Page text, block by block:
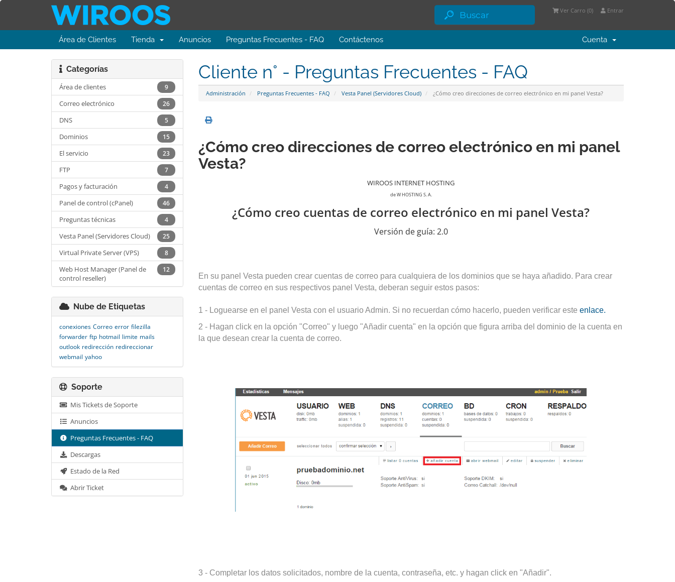
Entrar
Ver Carro (0)
Área de Clientes Tienda Anuncios Preguntas Frecuentes - FAQ Contáctenos Cuenta
Cliente n° - Preguntas Frecuentes - FAQ
Administración Preguntas Frecuentes - FAQ Vesta Panel (Servidores Cloud) ¿Cómo creo direcciones de correo electrónico en mi panel Vesta?
Categorías
9
Área de clientes
26
Correo electrónico
5
DNS
15
Dominios
23
El servicio
7
FTP
4
Pagos y facturación
46
Panel de control (cPanel)
4
Preguntas técnicas
25
Vesta Panel (Servidores Cloud)
8
Virtual Private Server (VPS)
12
Web Host Manager (Panel de
control reseller)
¿Cómo creo direcciones de correo electrónico en mi panel
Vesta?
WIROOS INTERNET HOSTING
de W HOSTING S. A.
¿Cómo creo cuentas de correo electrónico en mi panel Vesta?
Versión de guía: 2.0
En su panel Vesta pueden crear cuentas de correo para cualquiera de los dominios que se haya añadido. Para crear
cuentas de correo en sus respectivos panel Vesta, deberan seguir estos pasos:
1 - Loguearse en el panel Vesta con el usuario Admin. Si no recuerdan cómo hacerlo, pueden verificar este enlace.
2 - Hagan click en la opción "Correo" y luego "Añadir cuenta" en la opción que figura arriba del dominio de la cuenta en
la que desean crear la cuenta de correo.
3 - Completar los datos solicitados, nombre de la cuenta, contraseña, etc. y hagan click en "Añadir".
Nube de Etiquetas
conexiones Correo error filezilla
forwarder ftp hotmail limite mails
outlook redirección redireccionar
webmail yahoo
Soporte
Mis Tickets de Soporte
Anuncios
Preguntas Frecuentes - FAQ
Descargas
Estado de la Red
Abrir Ticket